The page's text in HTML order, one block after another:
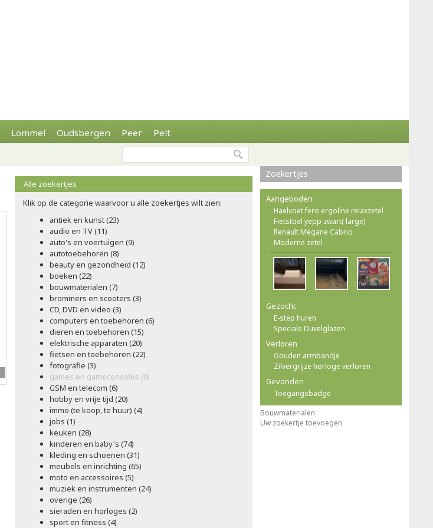
Lommel Oudsbergen Peer Pelt
Alle zoekertjes
Klik op de categorie waarvoor u alle zoekertjes wilt zien:
antiek en kunst (23)
audio en TV (11)
auto's en voertuigen (9)
autotoebehoren (8)
beauty en gezondheid (12)
boeken (22)
bouwmaterialen (7)
brommers en scooters (3)
CD, DVD en video (3)
computers en toebehoren (6)
dieren en toebehoren (15)
elektrische apparaten (20)
fietsen en toebehoren (22)
fotografie (3)
games en gameconsoles (0)
GSM en telecom (6)
hobby en vrije tijd (20)
immo (te koop, te huur) (4)
jobs (1)
keuken (28)
kinderen en baby's (74)
kleding en schoenen (31)
meubels en inrichting (65)
moto en accessoires (5)
muziek en instrumenten (24)
overige (26)
sieraden en horloges (2)
sport en fitness (4)
Zoekertjes
Aangeboden
Haelvoet fero ergoline relaxzetel
Fietstoel yepp zwart( large)
Renault Mégane Cabrio
Moderne zetel
Gezocht
E-step huren
Speciale Duvelglazen
Verloren
Gouden armbandje
Zilvergrijze horloge verloren
Gevonden
Toegangsbadge
Bouwmaterialen
Uw zoekertje toevoegen